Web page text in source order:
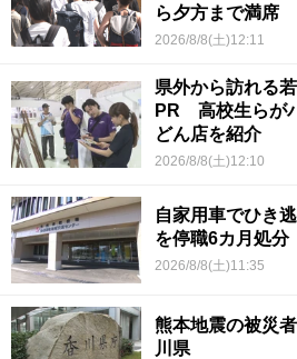
ら夕方まで満席
2026/8/8(土)12:11
県外から訪れる
PR 高校生らが
どん店を紹介
2026/8/8(土)12:10
自家用車でひき
を停職6カ月処
2026/8/8(土)11:35
熊本地震の被災
川県